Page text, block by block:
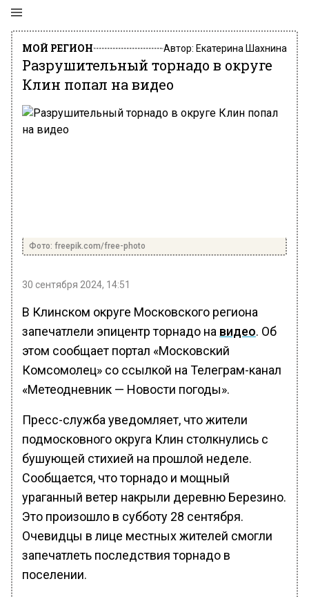
МОЙ РЕГИОН Автор: Екатерина Шахнина
Разрушительный торнадо в округе
Клин попал на видео
Фото: freepik.com/free-photo
30 сентября 2024, 14:51
В Клинском округе Московского региона
запечатлели эпицентр торнадо на видео. Об
этом сообщает портал «Московский
Комсомолец» со ссылкой на Телеграм-канал
«Метеодневник — Новости погоды».
Пресс-служба уведомляет, что жители
подмосковного округа Клин столкнулись с
бушующей стихией на прошлой неделе.
Сообщается, что торнадо и мощный
ураганный ветер накрыли деревню Березино.
Это произошло в субботу 28 сентября.
Очевидцы в лице местных жителей смогли
запечатлеть последствия торнадо в
поселении.